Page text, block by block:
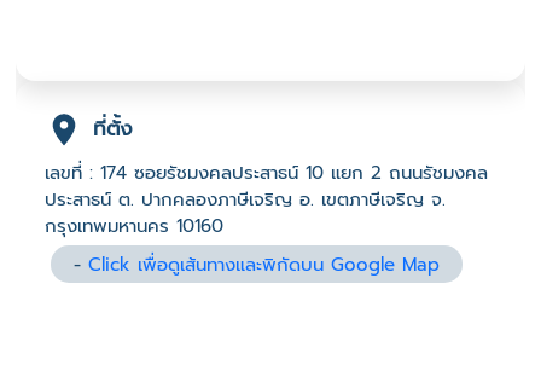
ที่ตั้ง
เลขที่ : 174 ซอยรัชมงคลประสาธน์ 10 แยก 2 ถนนรัชมงคล
ประสาธน์ ต. ปากคลองภาษีเจริญ อ. เขตภาษีเจริญ จ.
กรุงเทพมหานคร 10160
-Click เพื่อดูเส้นทางและพิกัดบน Google Map